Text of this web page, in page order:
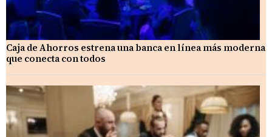
Caja de Ahorros estrena una banca en línea más moderna
que conecta con todos